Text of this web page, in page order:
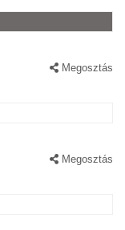
Megosztás
Megosztás